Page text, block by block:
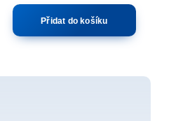
Přidat do košíku